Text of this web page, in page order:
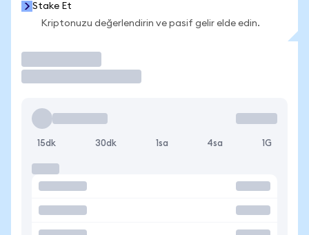
Stake Et
Kriptonuzu değerlendirin ve pasif gelir elde edin.
15dk 30dk 1sa 4sa 1G